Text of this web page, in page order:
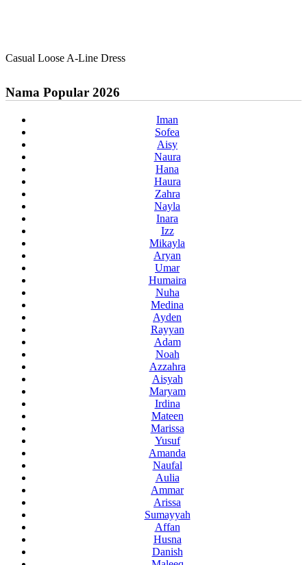
Casual Loose A-Line Dress
Nama Popular 2026
Iman
Sofea
Aisy
Naura
Hana
Haura
Zahra
Nayla
Inara
Izz
Mikayla
Aryan
Umar
Humaira
Nuha
Medina
Ayden
Rayyan
Adam
Noah
Azzahra
Aisyah
Maryam
Irdina
Mateen
Marissa
Yusuf
Amanda
Naufal
Aulia
Ammar
Arissa
Sumayyah
Affan
Husna
Danish